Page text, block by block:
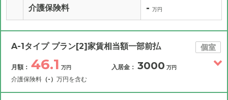
介護保険料 - 万円
A-1タイプ プラン[2]家賃相当額一部前払 個室
月額： 46.1 万円
介護保険料 （-） 万円を含む
入居金： 3000 万円